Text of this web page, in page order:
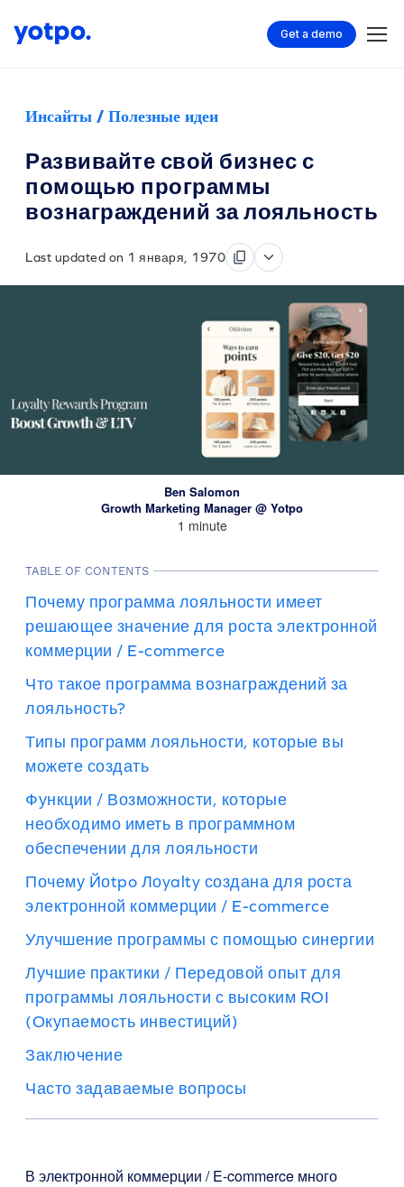
Get a demo
Инсайты / Полезные идеи
Развивайте свой бизнес с
помощью программы
вознаграждений за лояльность
Last updated on 1 января, 1970
Ben Salomon
Growth Marketing Manager @ Yotpo
1 minute
TABLE OF CONTENTS
Почему программа лояльности имеет
решающее значение для роста электронной
коммерции / E-commerce
Что такое программа вознаграждений за
лояльность?
Типы программ лояльности, которые вы
можете создать
Функции / Возможности, которые
необходимо иметь в программном
обеспечении для лояльности
Почему Йоtpo Лоyalty создана для роста
электронной коммерции / E-commerce
Улучшение программы с помощью синергии
Лучшие практики / Передовой опыт для
программы лояльности с высоким ROI
(Окупаемость инвестиций)
Заключение
Часто задаваемые вопросы
В электронной коммерции / E-commerce много